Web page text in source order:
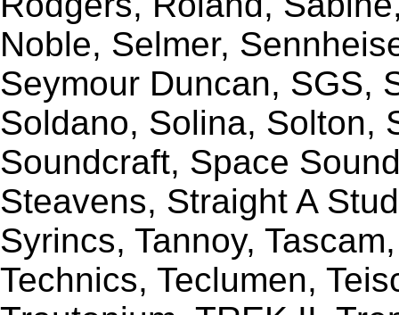
Noble, Selmer,
Seymour Duncan, SGS,
Soldano, Solina, Solton,
Soundcraft, Space
Steavens, Straight A
Syrincs, Tannoy,
Technics, Teclumen,